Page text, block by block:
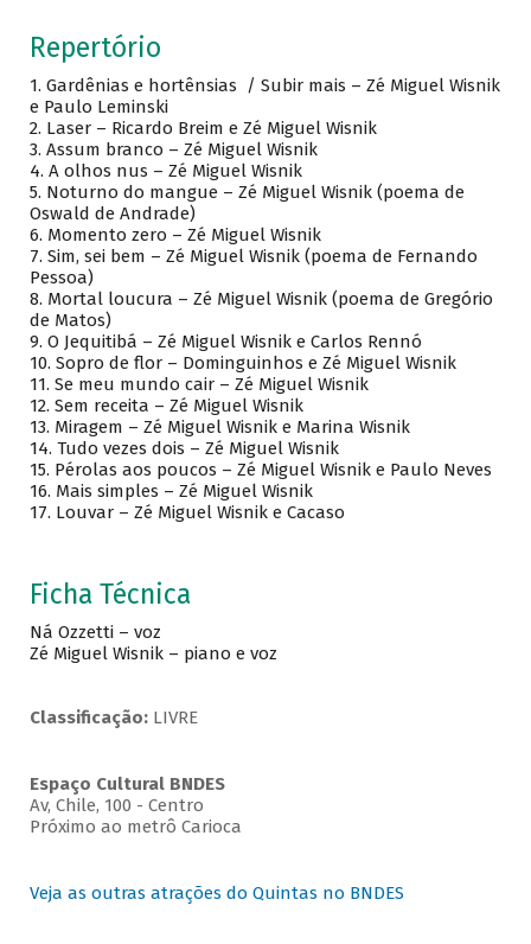
Repertório
1. Gardênias e hortênsias / Subir mais – Zé Miguel Wisnik
e Paulo Leminski
2. Laser – Ricardo Breim e Zé Miguel Wisnik
3. Assum branco – Zé Miguel Wisnik
4. A olhos nus – Zé Miguel Wisnik
5. Noturno do mangue – Zé Miguel Wisnik (poema de
Oswald de Andrade)
6. Momento zero – Zé Miguel Wisnik
7. Sim, sei bem – Zé Miguel Wisnik (poema de Fernando
Pessoa)
8. Mortal loucura – Zé Miguel Wisnik (poema de Gregório
de Matos)
9. O Jequitibá – Zé Miguel Wisnik e Carlos Rennó
10. Sopro de flor – Dominguinhos e Zé Miguel Wisnik
11. Se meu mundo cair – Zé Miguel Wisnik
12. Sem receita – Zé Miguel Wisnik
13. Miragem – Zé Miguel Wisnik e Marina Wisnik
14. Tudo vezes dois – Zé Miguel Wisnik
15. Pérolas aos poucos – Zé Miguel Wisnik e Paulo Neves
16. Mais simples – Zé Miguel Wisnik
17. Louvar – Zé Miguel Wisnik e Cacaso
Ficha Técnica
Ná Ozzetti – voz
Zé Miguel Wisnik – piano e voz
Classificação: LIVRE
Espaço Cultural BNDES
Av, Chile, 100 - Centro
Próximo ao metrô Carioca
Veja as outras atrações do Quintas no BNDES